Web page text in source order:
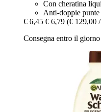
Con cheratina
Anti-doppie punte
€ 6,45 € 6,79 (€ 129,00
Consegna entro il